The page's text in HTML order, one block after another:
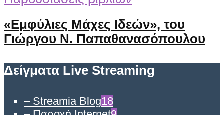
«Εμφύλιες Μάχες Ιδεών», του
Γιώργου Ν. Παπαθανασόπουλου
Δείγματα Live Streaming
– Streamia Blog18